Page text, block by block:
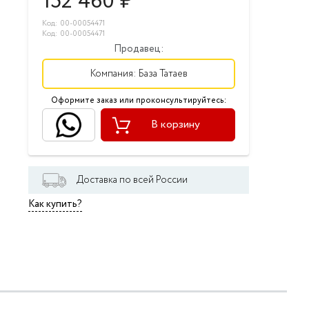
Код: 00-00054471
Код: 00-00054471
Продавец:
Компания: База Татаев
Оформите заказ или проконсультируйтесь:
В корзину
Доставка по всей России
Как купить?